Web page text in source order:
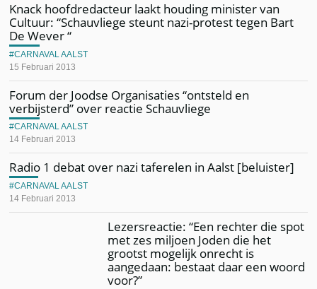
Knack hoofdredacteur laakt houding minister van
Cultuur: “Schauvliege steunt nazi-protest tegen Bart
De Wever “
15 Februari 2013
CARNAVAL AALST
Forum der Joodse Organisaties “ontsteld en
verbijsterd” over reactie Schauvliege
14 Februari 2013
CARNAVAL AALST
Radio 1 debat over nazi taferelen in Aalst [beluister]
14 Februari 2013
CARNAVAL AALST
Lezersreactie: “Een rechter die spot
met zes miljoen Joden die het
grootst mogelijk onrecht is
aangedaan: bestaat daar een woord
voor?”